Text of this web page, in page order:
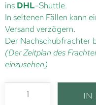
ins DHL-Shuttle.
In seltenen Fällen kann
Versand verzögern.
Der Nachschubfrachter
(Der Zeitplan des
einzusehen)